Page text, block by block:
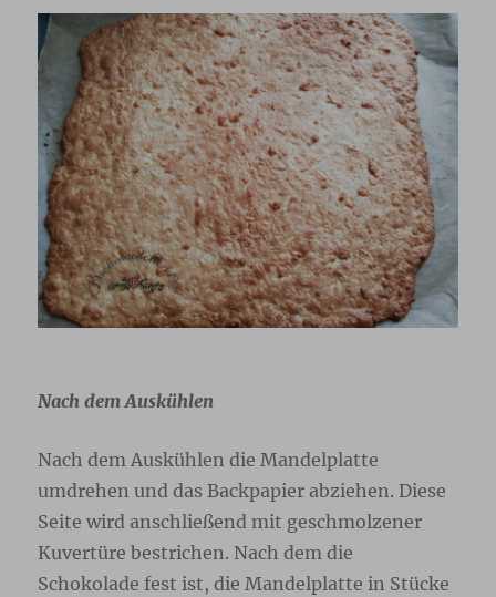
Nach dem Auskühlen
Nach dem Auskühlen die Mandelplatte
umdrehen und das Backpapier abziehen. Diese
Seite wird anschließend mit geschmolzener
Kuvertüre bestrichen. Nach dem die
Schokolade fest ist, die Mandelplatte in Stücke